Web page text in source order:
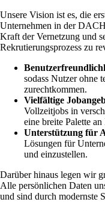
Unsere Vision ist es, die
Unternehmen in der
Kraft der Vernetzung und
Rekrutierungsprozess zu
sodass Nutzer ohne
zurechtkommen.
Vielfältige
Vollzeitjobs in
eine breite Palette
Unterstützung für
Lösungen für
und einzustellen.
Darüber hinaus legen wir
Alle persönlichen Daten
und sind durch modernste